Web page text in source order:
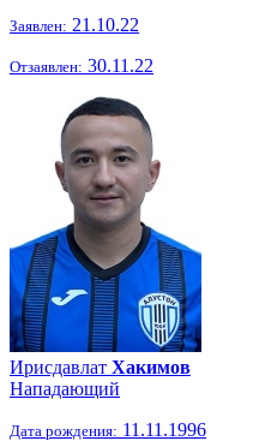
Заявлен: 21.10.22
Отзаявлен: 30.11.22
Ирисдавлат Хакимов
Нападающий
Дата рождения: 11.11.1996